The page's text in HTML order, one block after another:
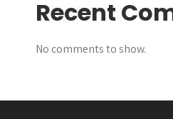
Recent
No comments to show.